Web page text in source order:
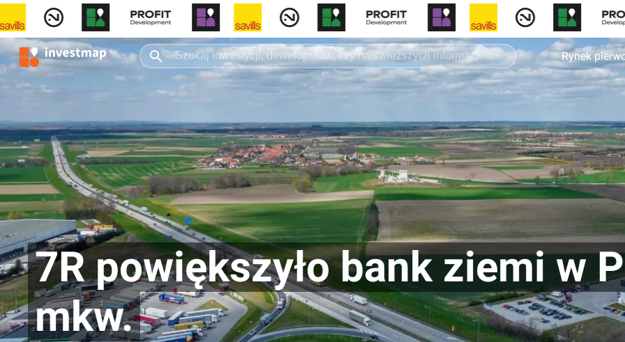
Rynek
7R powiększyło bank ziemi w
mkw.